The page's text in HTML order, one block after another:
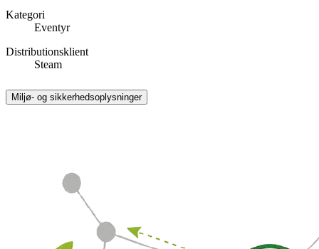
Kategori
Eventyr
Distributionsklient
Steam
Miljø- og sikkerhedsoplysninger